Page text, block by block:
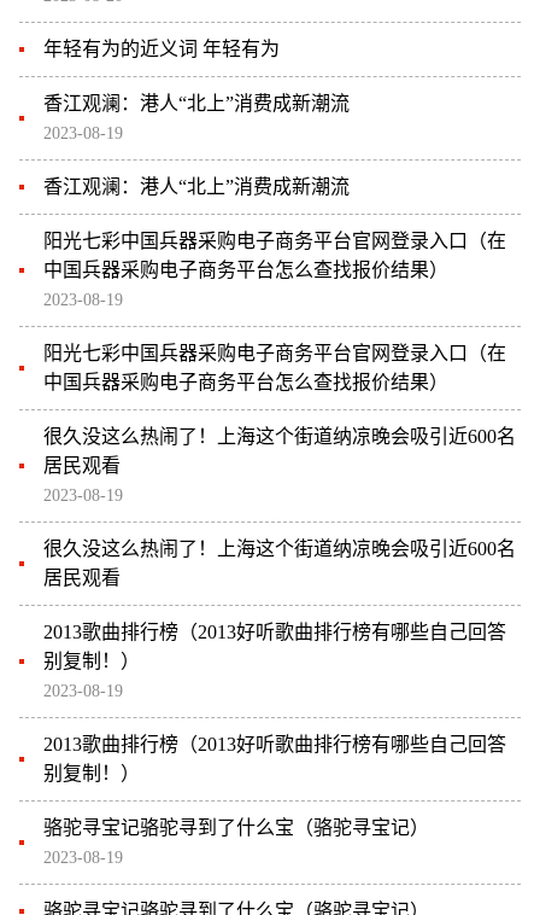
年轻有为的近义词 年轻有为
香江观澜：港人“北上”消费成新潮流
2023-08-19
香江观澜：港人“北上”消费成新潮流
阳光七彩中国兵器采购电子商务平台官网登录入口（在
中国兵器采购电子商务平台怎么查找报价结果）
2023-08-19
阳光七彩中国兵器采购电子商务平台官网登录入口（在
中国兵器采购电子商务平台怎么查找报价结果）
很久没这么热闹了！上海这个街道纳凉晚会吸引近600名
居民观看
2023-08-19
很久没这么热闹了！上海这个街道纳凉晚会吸引近600名
居民观看
2013歌曲排行榜（2013好听歌曲排行榜有哪些自己回答
别复制！）
2023-08-19
2013歌曲排行榜（2013好听歌曲排行榜有哪些自己回答
别复制！）
骆驼寻宝记骆驼寻到了什么宝（骆驼寻宝记）
2023-08-19
骆驼寻宝记骆驼寻到了什么宝（骆驼寻宝记）